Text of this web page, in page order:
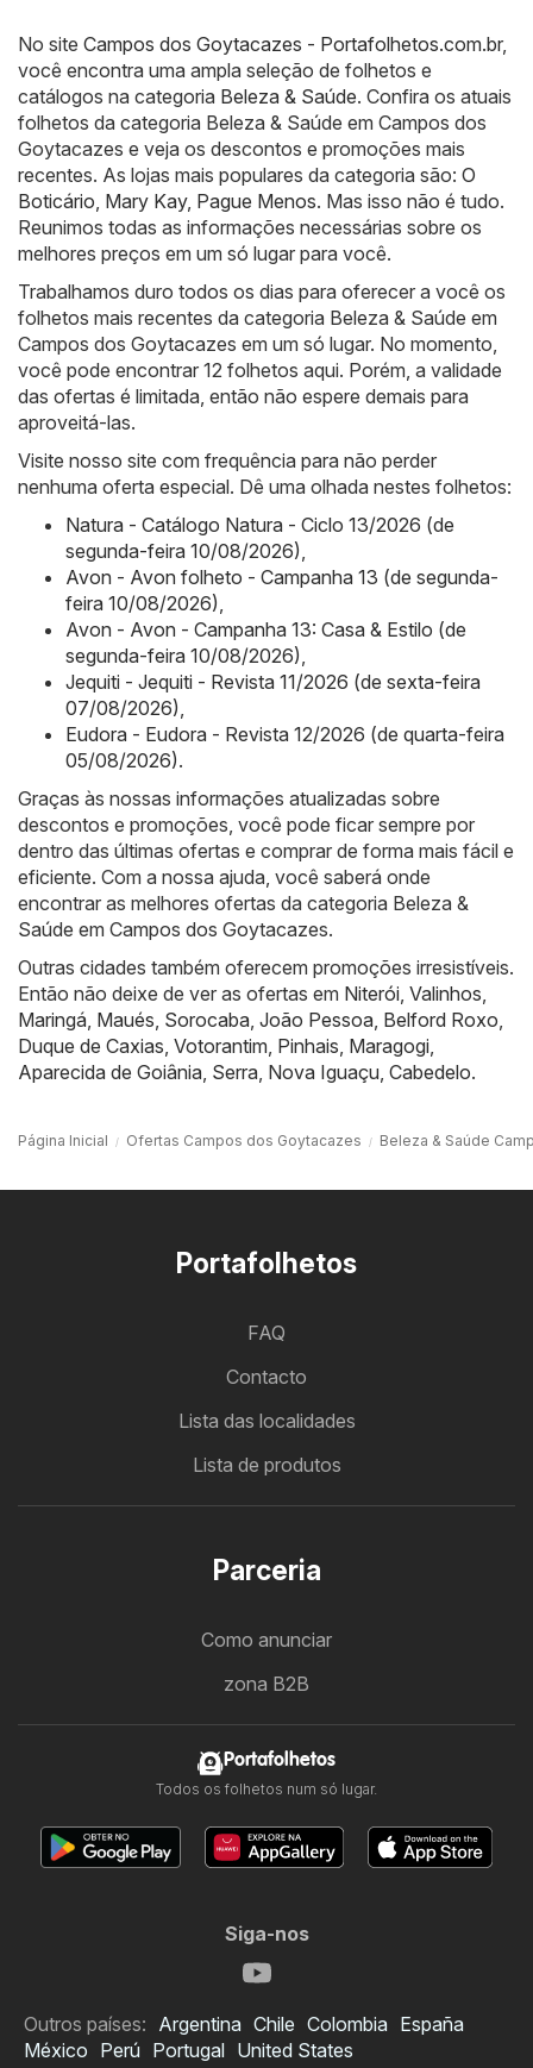
No site Campos dos Goytacazes - Portafolhetos.com.br,
você encontra uma ampla seleção de folhetos e
catálogos na categoria Beleza & Saúde. Confira os atuais
folhetos da categoria Beleza & Saúde em Campos dos
Goytacazes e veja os descontos e promoções mais
recentes. As lojas mais populares da categoria são: O
Boticário Mary Kay, Pague Menos. Mas isso não é tudo.
Reunimos todas as informações necessárias sobre os
melhores preços em um só lugar para você.
Trabalhamos duro todos os dias para oferecer a você os
folhetos mais recentes da categoria Beleza & Saúde em
Campos dos Goytacazes em um só lugar. No momento,
você pode encontrar 12 folhetos aqui. Porém, a validade
das ofertas é limitada, então não espere demais para
aproveitá-las.
Visite nosso site com frequência para não perder
nenhuma oferta especial. Dê uma olhada nestes folhetos:
Natura - Catálogo Natura - Ciclo 13/2026 (de
segunda-feira 10/08/2026)
Avon - Avon folheto - Campanha 13 (de segunda-
feira 10/08/2026)
Avon - Avon - Campanha 13: Casa & Estilo (de
segunda-feira 10/08/2026)
Jequiti - Jequiti - Revista 11/2026 (de sexta-feira
07/08/2026)
Eudora - Eudora - Revista 12/2026 (de quarta-feira
05/08/2026).
Graças às nossas informações atualizadas sobre
descontos e promoções, você pode ficar sempre por
dentro das últimas ofertas e comprar de forma mais fácil e
eficiente. Com a nossa ajuda, você saberá onde
encontrar as melhores ofertas da categoria Beleza &
Saúde em Campos dos Goytacazes.
Outras cidades também oferecem promoções irresistíveis.
Então não deixe de ver as ofertas em Niterói Valinhos
Maringá Maués Sorocaba João Pessoa Belford Roxo
Duque de Caxias Votorantim Pinhais Maragogi
Aparecida de Goiânia Serra Nova Iguaçu Cabedelo.
Página Inicial Ofertas Campos dos Goytacazes Beleza & Saúde
Portafolhetos
FAQ
Contacto
Lista das localidades
Lista de produtos
Parceria
Como anunciar
zona B2B
Portafolhetos
Todos os folhetos num só lugar.
Siga-nos
Outros países: Argentina Chile Colombia España
México Perú Portugal United States